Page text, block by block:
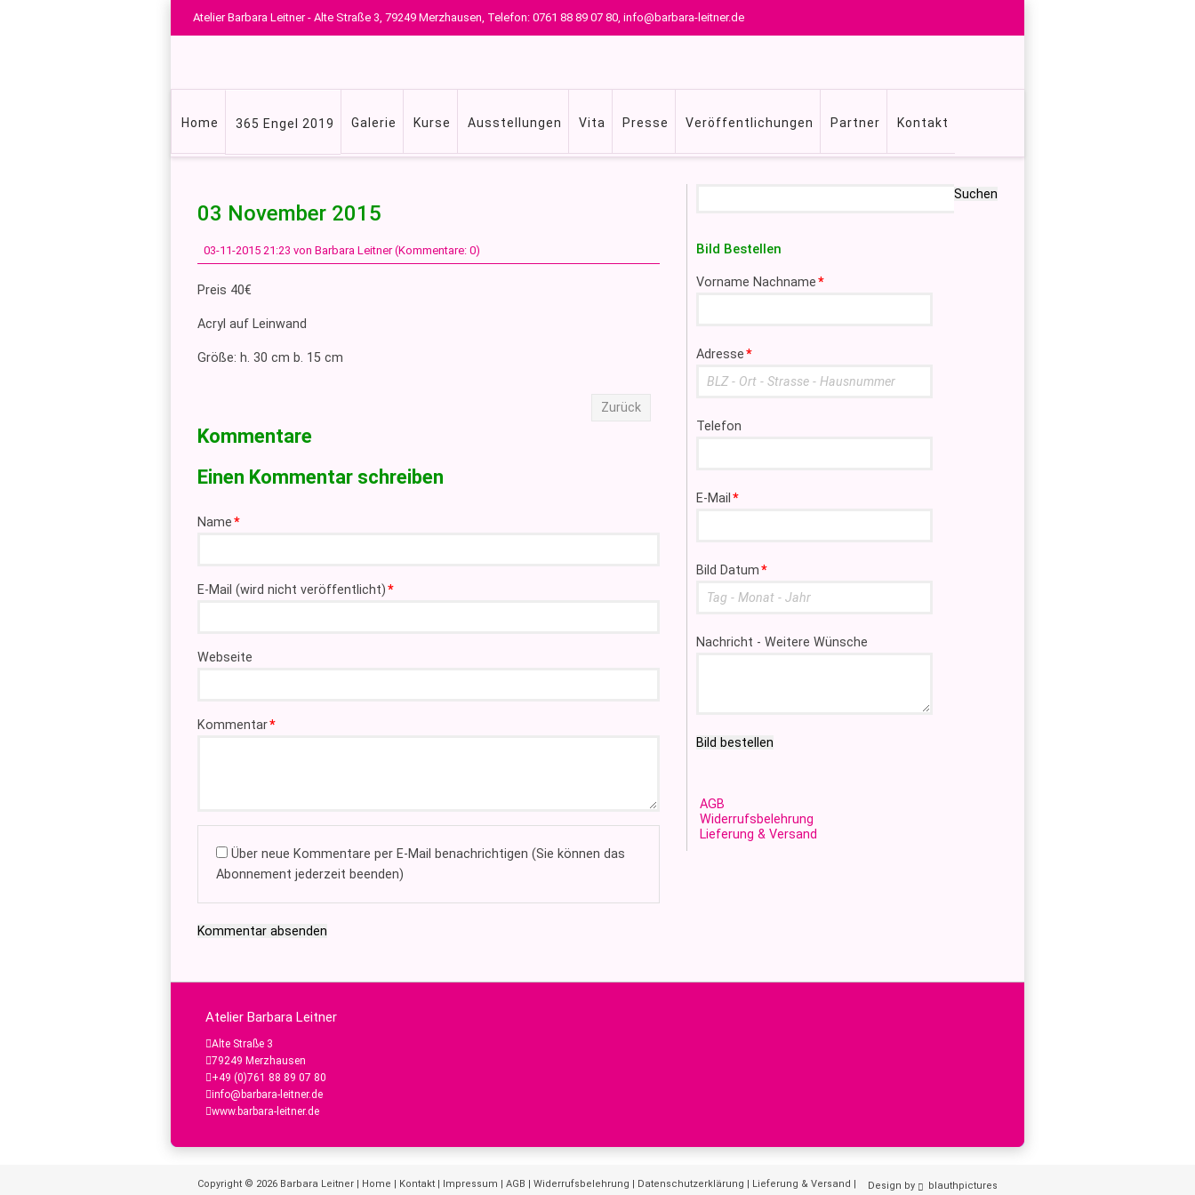
Atelier Barbara Leitner - Alte Straße 3, 79249 Merzhausen, Telefon: 0761 88 89 07 80, info@barbara-leitner.de
Navigation
Home 365 Engel 2019 Galerie Kurse Ausstellungen Vita Presse Veröffentlichungen Partner Kontakt
03 November 2015
03-11-2015 21:23 von Barbara Leitner (Kommentare: 0)
Preis 40€
Acryl auf Leinwand
Größe: h. 30 cm b. 15 cm
Zurück
Kommentare
Einen Kommentar schreiben
Pflichtfeld
Name*
Pflichtfeld
E-Mail (wird nicht veröffentlicht)*
Webseite
Pflichtfeld
Kommentar*
Über neue Kommentare per E-Mail benachrichtigen (Sie können das
Abonnement jederzeit beenden)
Kommentar absenden
Suchen
Bild Bestellen
Pflichtfeld
Vorname Nachname*
Pflichtfeld
Adresse*
Telefon
Pflichtfeld
E-Mail *
Pflichtfeld
Bild Datum*
Nachricht - Weitere Wünsche
Bild bestellen
AGB
Widerrufsbelehrung
Lieferung & Versand
Atelier Barbara Leitner
Alte Straße 3
79249 Merzhausen
+49 (0)761 88 89 07 80
info@barbara-leitner.de
www.barbara-leitner.de
Copyright © 2026 Barbara Leitner Home Kontakt Impressum AGB Widerrufsbelehrung Datenschutzerklärung Lieferung & Versand Design by blauthpictures